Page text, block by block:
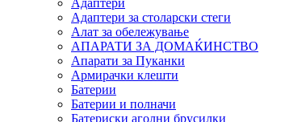
Адаптери
Адаптери за столарски стеги
Алат за обележување
АПАРАТИ ЗА ДОМАЌИНСТВО
Апарати за Пуканки
Армирачки клешти
Батерии
Батерии и полначи
Батериски аголни брусилки